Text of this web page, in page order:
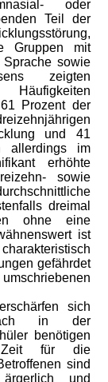
oder
Teil der
Gruppen mit
Sprache sowie
zeigten
Prozent der
und 41
allerdings im
erhöhte
sowie
dreimal
ohne eine
ist
gefährdet
sich
in der
benötigen
Zeit für die
sind
und